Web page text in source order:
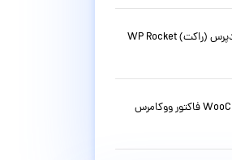
افزونه فارسی افزایش سرعت وردپرس (راکت) WP Rocket
افزونه WooCommerce PDF Invoice فاکتور ووکامرس